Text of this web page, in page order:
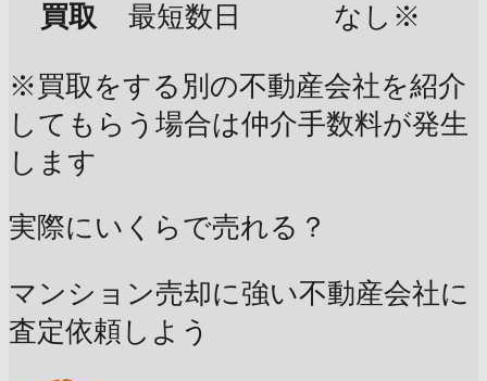
買取
最短数日 なし※
※買取をする別の不動産会社を紹介
してもらう場合は仲介手数料が発生
します
実際にいくらで売れる？
マンション売却に強い不動産会社に
査定依頼しよう